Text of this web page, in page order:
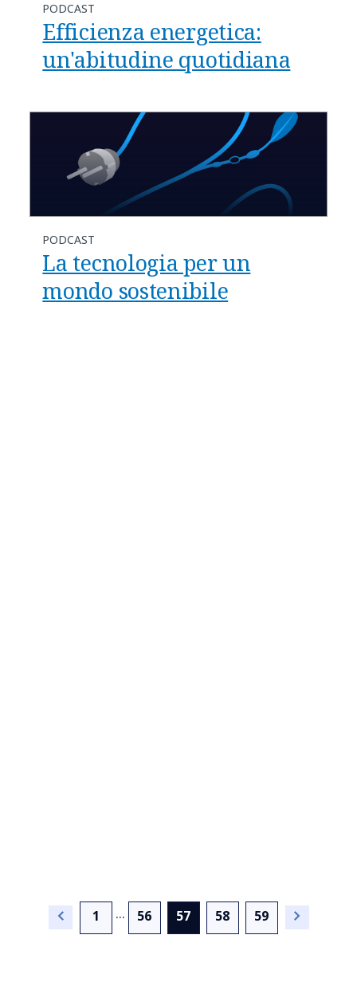
PODCAST
Efficienza energetica:
un'abitudine quotidiana
PODCAST
La tecnologia per un
mondo sostenibile
1 ... 56 57(current)
58 59